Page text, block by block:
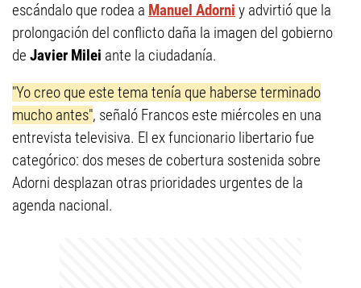
escándalo que rodea a Manuel Adorni y advirtió que la
prolongación del conflicto daña la imagen del gobierno
de Javier Milei ante la ciudadanía.
"Yo creo que este tema tenía que haberse terminado
mucho antes", señaló Francos este miércoles en una
entrevista televisiva. El ex funcionario libertario fue
categórico: dos meses de cobertura sostenida sobre
Adorni desplazan otras prioridades urgentes de la
agenda nacional.